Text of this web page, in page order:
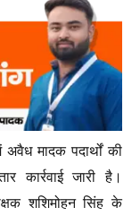
मादक पदार्थों की
कार्रवाई जारी है।
शशिमोहन सिंह के